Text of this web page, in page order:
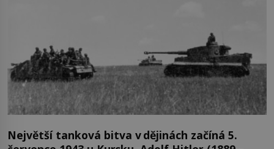
Největší tanková bitva v dějinách začíná 5.